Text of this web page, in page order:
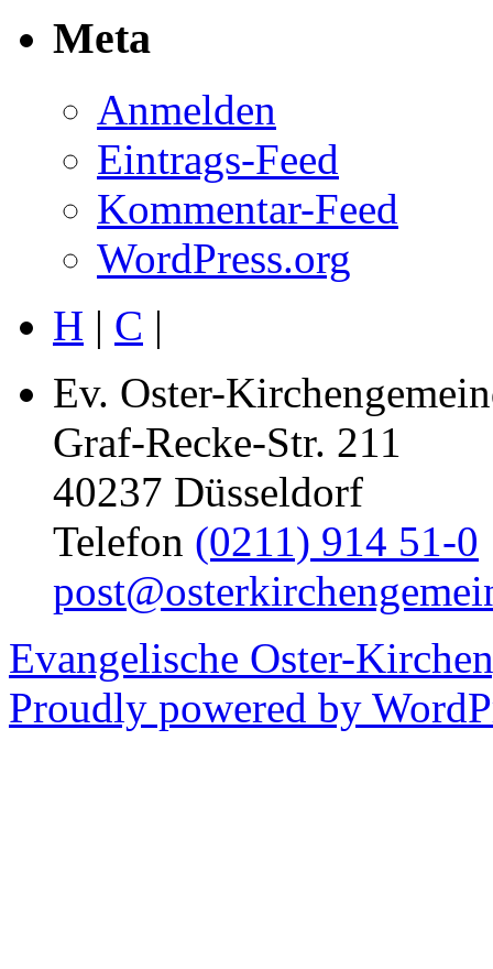
Meta
Anmelden
Eintrags-Feed
Kommentar-Feed
WordPress.org
H | C |
Ev. Oster-
Graf-Recke-Str. 211
40237 Düsseldorf
Telefon (0211) 914 51-0
Evangelische Oster-
Proudly powered by